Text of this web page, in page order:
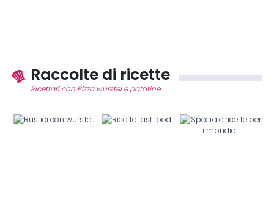
Raccolte di ricette
Ricettari con Pizza würstel e patatine